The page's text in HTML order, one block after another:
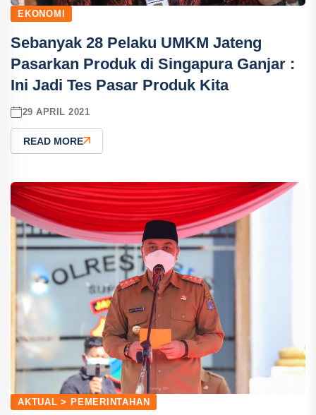
EKONOMI
Sebanyak 28 Pelaku UMKM Jateng
Pasarkan Produk di Singapura Ganjar :
Ini Jadi Tes Pasar Produk Kita
29 APRIL 2021
READ MORE
AKTUAL > PEMERINTAHAN